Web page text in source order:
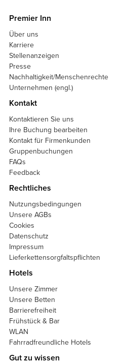
Premier Inn
Über uns
Karriere
Stellenanzeigen
Presse
Nachhaltigkeit/Menschenrechte
Unternehmen (engl.)
Kontakt
Kontaktieren Sie uns
Ihre Buchung bearbeiten
Kontakt für Firmenkunden
Gruppenbuchungen
FAQs
Feedback
Rechtliches
Nutzungsbedingungen
Unsere AGBs
Cookies
Datenschutz
Impressum
Lieferkettensorgfaltspflichten
Hotels
Unsere Zimmer
Unsere Betten
Barrierefreiheit
Frühstück & Bar
WLAN
Fahrradfreundliche Hotels
Gut zu wissen